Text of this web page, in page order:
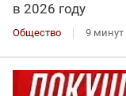
в 2026 году
Общество 9 минут